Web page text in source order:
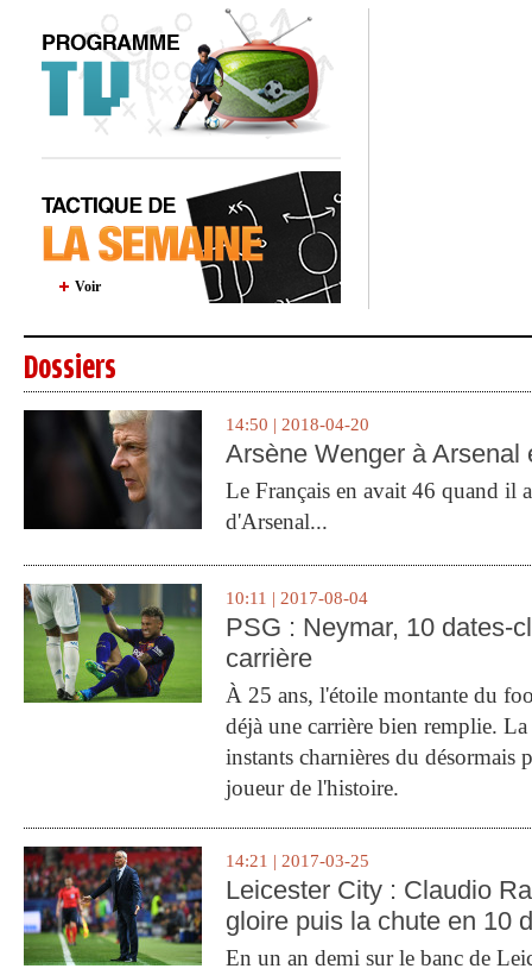
Voir
Dossiers
14:50 | 2018-04-20
Arsène Wenger à Arsenal
Le Français en avait 46 quand il
d'Arsenal...
10:11 | 2017-08-04
PSG : Neymar, 10 dates-
carrière
À 25 ans, l'étoile montante du
déjà une carrière bien remplie.
instants charnières du désormais
joueur de l'histoire.
14:21 | 2017-03-25
Leicester City : Claudio
gloire puis la chute en 10
En un an demi sur le banc de